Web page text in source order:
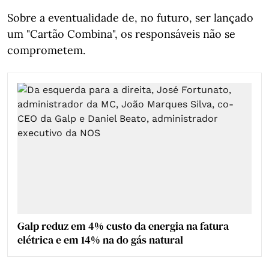
Sobre a eventualidade de, no futuro, ser lançado
um "Cartão Combina", os responsáveis não se
comprometem.
Galp reduz em 4% custo da energia na fatura
elétrica e em 14% na do gás natural